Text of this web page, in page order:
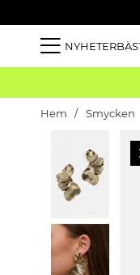
NYHETER
Hem Smycken